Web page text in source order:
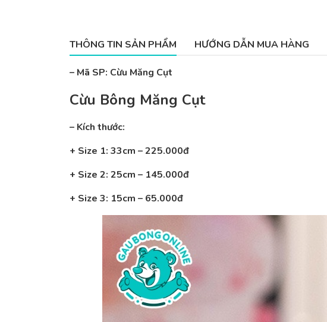
THÔNG TIN SẢN PHẨM HƯỚNG DẪN MUA HÀNG
– Mã SP: Cừu Măng Cụt
Cừu Bông Măng Cụt
– Kích thước:
+ Size 1: 33cm – 225.000đ
+ Size 2: 25cm – 145.000đ
+ Size 3: 15cm – 65.000đ